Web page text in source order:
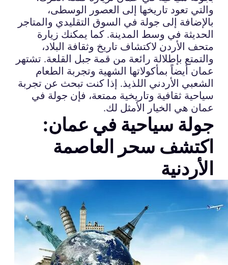
والتي تعود تاريخها إلى العصور الوسطى،
بالإضافة إلى جولة في السوق التقليدي والمتاجر
الحديثة في وسط المدينة. كما يمكنك زيارة
متحف الأردن لاكتشاف تاريخ وثقافة البلاد،
والتمتع بإطلالة رائعة من قمة جبل القلعة. تشتهر
عمان أيضاً بمأكولاتها الشهية وتجربة الطعام
الشعبي الأردني اللذيذ. إذا كنت تبحث عن تجربة
سياحية ثقافية وتاريخية ممتعة، فإن جولة في
عمان هي الخيار الأمثل لك.
جولة سياحية في عمان:
اكتشف سحر العاصمة
الأردنية